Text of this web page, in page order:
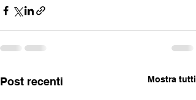
Post recenti Mostra tutti